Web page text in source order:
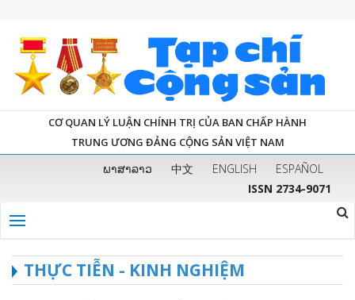
CƠ QUAN LÝ LUẬN CHÍNH TRỊ CỦA BAN CHẤP HÀNH
TRUNG ƯƠNG ĐẢNG CỘNG SẢN VIỆT NAM
ພາສາລາວ 中文 ENGLISH
ESPAÑOL
ISSN 2734-9071
THỰC TIỄN - KINH NGHIỆM